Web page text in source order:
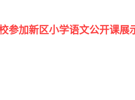
参加新区小学语文公开课展